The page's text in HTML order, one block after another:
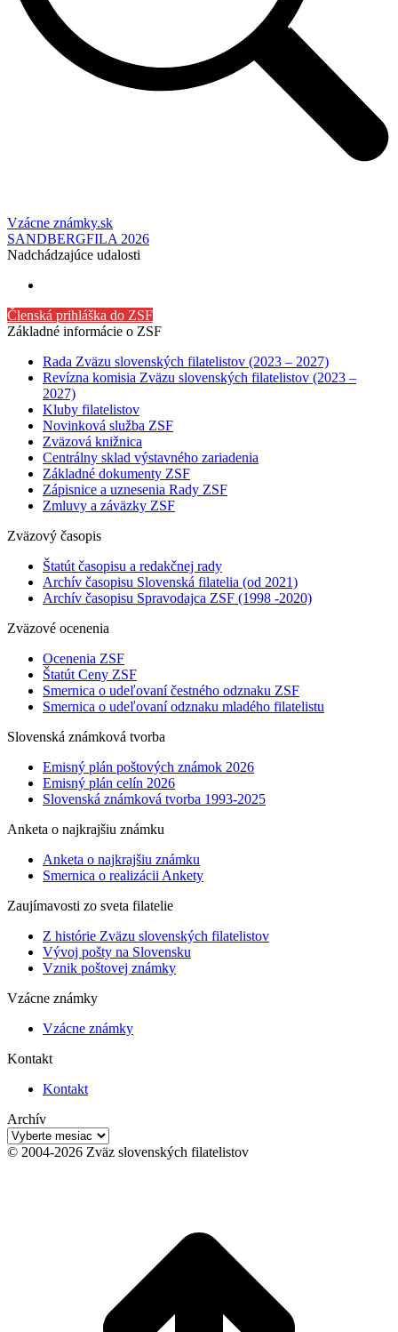
Vzácne známky.sk
SANDBERGFILA 2026
Nadchádzajúce udalosti
Členská prihláška do ZSF
Základné informácie o ZSF
Rada Zväzu slovenských filatelistov (2023 – 2027)
Revízna komisia Zväzu slovenských filatelistov (2023 –
2027)
Kluby filatelistov
Novinková služba ZSF
Zväzová knižnica
Centrálny sklad výstavného zariadenia
Základné dokumenty ZSF
Zápisnice a uznesenia Rady ZSF
Zmluvy a záväzky ZSF
Zväzový časopis
Štatút časopisu a redakčnej rady
Archív časopisu Slovenská filatelia (od 2021)
Archív časopisu Spravodajca ZSF (1998 -2020)
Zväzové ocenenia
Ocenenia ZSF
Štatút Ceny ZSF
Smernica o udeľovaní čestného odznaku ZSF
Smernica o udeľovaní odznaku mladého filatelistu
Slovenská známková tvorba
Emisný plán poštových známok 2026
Emisný plán celín 2026
Slovenská známková tvorba 1993-2025
Anketa o najkrajšiu známku
Anketa o najkrajšiu známku
Smernica o realizácii Ankety
Zaujímavosti zo sveta filatelie
Z histórie Zväzu slovenských filatelistov
Vývoj pošty na Slovensku
Vznik poštovej známky
Vzácne známky
Vzácne známky
Kontakt
Kontakt
Archív
Archív
© 2004-2026 Zväz slovenských filatelistov